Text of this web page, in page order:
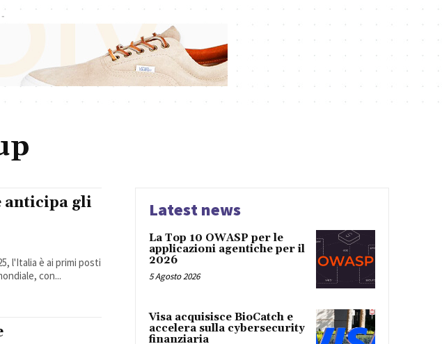
-
anticipa gli
l'Italia è ai primi posti
con...
Latest news
La Top 10 OWASP per le
applicazioni agentiche per il
2026
5 Agosto 2026
Visa acquisisce BioCatch e
accelera sulla cybersecurity
finanziaria